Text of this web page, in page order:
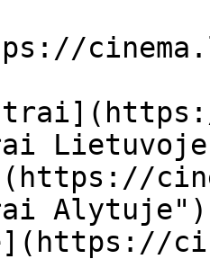
Alytuje")